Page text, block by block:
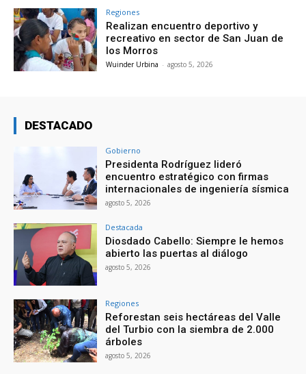
Regiones
Realizan encuentro deportivo y
recreativo en sector de San Juan de
los Morros
Wuinder Urbina - agosto 5, 2026
DESTACADO
Gobierno
Presidenta Rodríguez lideró
encuentro estratégico con firmas
internacionales de ingeniería sísmica
agosto 5, 2026
Destacada
Diosdado Cabello: Siempre le hemos
abierto las puertas al diálogo
agosto 5, 2026
Regiones
Reforestan seis hectáreas del Valle
del Turbio con la siembra de 2.000
árboles
agosto 5, 2026